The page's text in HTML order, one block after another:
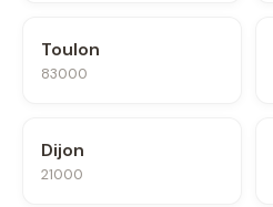
Toulon
83000
Dijon
21000